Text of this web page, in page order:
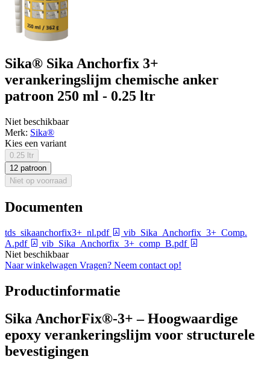
Sika® Sika Anchorfix 3+
verankeringslijm chemische anker
patroon 250 ml - 0.25 ltr
Niet beschikbaar
Merk: Sika®
Kies een variant
0.25 ltr
12 patroon
Niet op voorraad
Documenten
tds_sikaanchorfix3+_nl.pdf
vib_Sika_Anchorfix_3+_Comp.
A.pdf
vib_Sika_Anchorfix_3+_comp_B.pdf
Niet beschikbaar
Naar winkelwagen Vragen? Neem contact op!
Productinformatie
Sika AnchorFix®-3+ – Hoogwaardige
epoxy verankeringslijm voor structurele
bevestigingen